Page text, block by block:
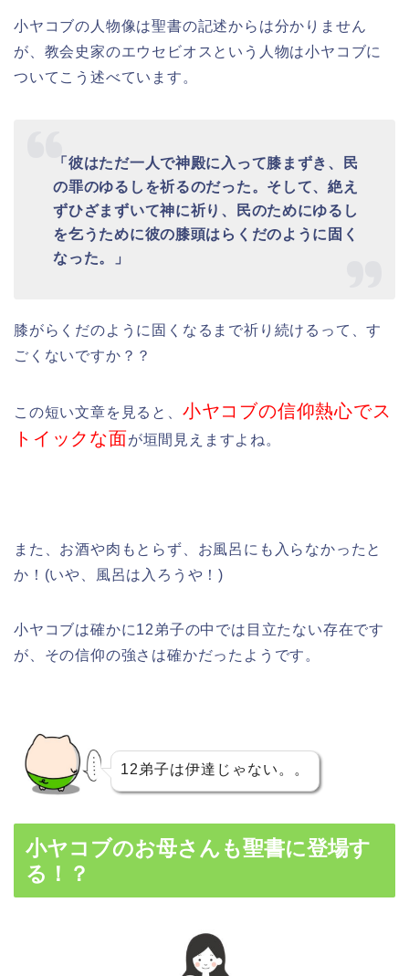
小ヤコブの人物像は聖書の記述からは分かりません
が、教会史家のエウセビオスという人物は小ヤコブに
ついてこう述べています。
「彼はただ一人で神殿に入って膝まずき、民
の罪のゆるしを祈るのだった。 そして、絶え
ずひざまずいて神に祈り、民のためにゆるし
を乞うために彼の膝頭はらくだのように固く
なった。」
膝がらくだのように固くなるまで祈り続けるって、す
ごくないですか？？
この短い文章を見ると、 小ヤコブの信仰熱心でス
トイックな面が垣間見えますよね。
また、お酒や肉もとらず、お風呂にも入らなかったと
か！(いや、風呂は入ろうや！)
小ヤコブは確かに12弟子の中では目立たない存在です
が、その信仰の強さは確かだったようです。
12弟子は伊達じゃない。。
小ヤコブのお母さんも聖書に登場す
る！？